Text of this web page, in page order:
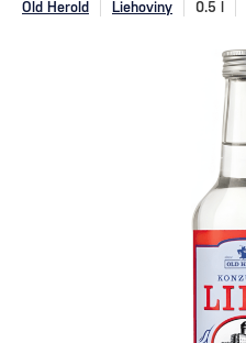
Old Herold Liehoviny 0.5 l